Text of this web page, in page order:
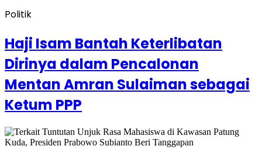
Politik
Haji Isam Bantah Keterlibatan
Dirinya dalam Pencalonan
Mentan Amran Sulaiman sebagai
Ketum PPP